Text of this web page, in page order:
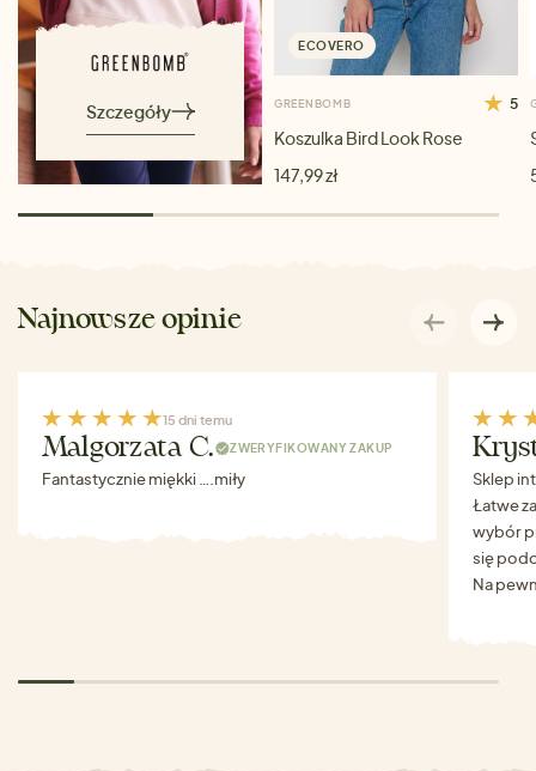
Szczegóły
ECOVERO
GREENBOMB 5
Koszulka Bird Look Rose
147,99 zł
Najnowsze opinie
15 dni temu
Malgorzata C. ZWERYFIKOWANY ZAKUP
Fantastycznie miękki ….miły
Sklep
Łatwe
wybór
się
Na